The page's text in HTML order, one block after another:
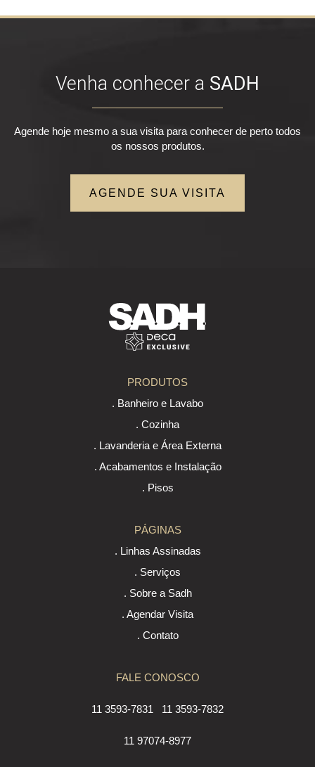
Venha conhecer a SADH
Agende hoje mesmo a sua visita para conhecer de perto todos
os nossos produtos.
AGENDE SUA VISITA
PRODUTOS
. Banheiro e Lavabo
. Cozinha
. Lavanderia e Área Externa
. Acabamentos e Instalação
. Pisos
PÁGINAS
. Linhas Assinadas
. Serviços
. Sobre a Sadh
. Agendar Visita
. Contato
FALE CONOSCO
11 3593-7831 11 3593-7832
11 97074-8977